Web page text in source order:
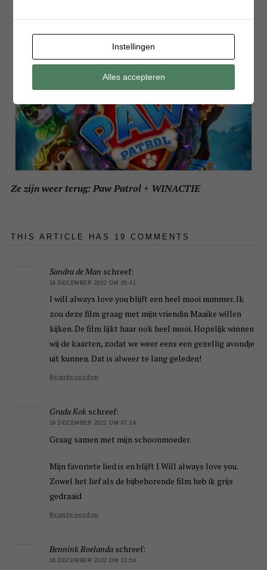
Ze zijn weer terug: Paw Patrol + WINACTIE
THIS ARTICLE HAS 19 COMMENTS
Sandra de Man schreef:
16 DECEMBER 2022 OM 05:41
I will always love you blijft een heel mooi nummer. Ik
zou deze film graag met mijn vriendin Maaike willen
kijken. De film lijkt haar ook heel mooi. Hopelijk winnen
wij de kaarten, zodat we weer eens een gezellig avondje
uit kunnen. Dat is alweer te lang geleden!
Beantwoorden
Grada Kok schreef:
16 DECEMBER 2022 OM 07:24
Graag samen met mijn schoonmoeder.
Mijn favoriete lied is en blijft I Will always love you.
Zowel het lief als de bijbehorende film heb ik grijs
gedraaid
Beantwoorden
Bennink Roelanda schreef:
16 DECEMBER 2022 OM 13:54
Instellingen
Alles accepteren